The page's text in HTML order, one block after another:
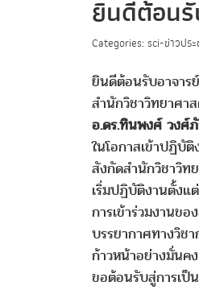
ยินดีต้อน
Categories: sci-ข่าวปร
ยินดีต้อนรับอาจาร
สำนักวิชาวิทยาศา
อ.ดร.ทินพงศ์ วงศ์
ในโอกาสเข้าปฏิบั
สังกัดสำนักวิชาวิท
เริ่มปฏิบัติงานตั้ง
การเข้าร่วมงานข
บรรยากาศทางวิช
ก้าวหน้าอย่างมั่นคง
ขอต้อนรับสู่การเป็